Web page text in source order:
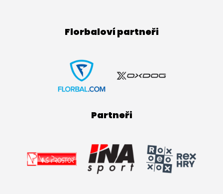
Florbaloví partneři
Partneři